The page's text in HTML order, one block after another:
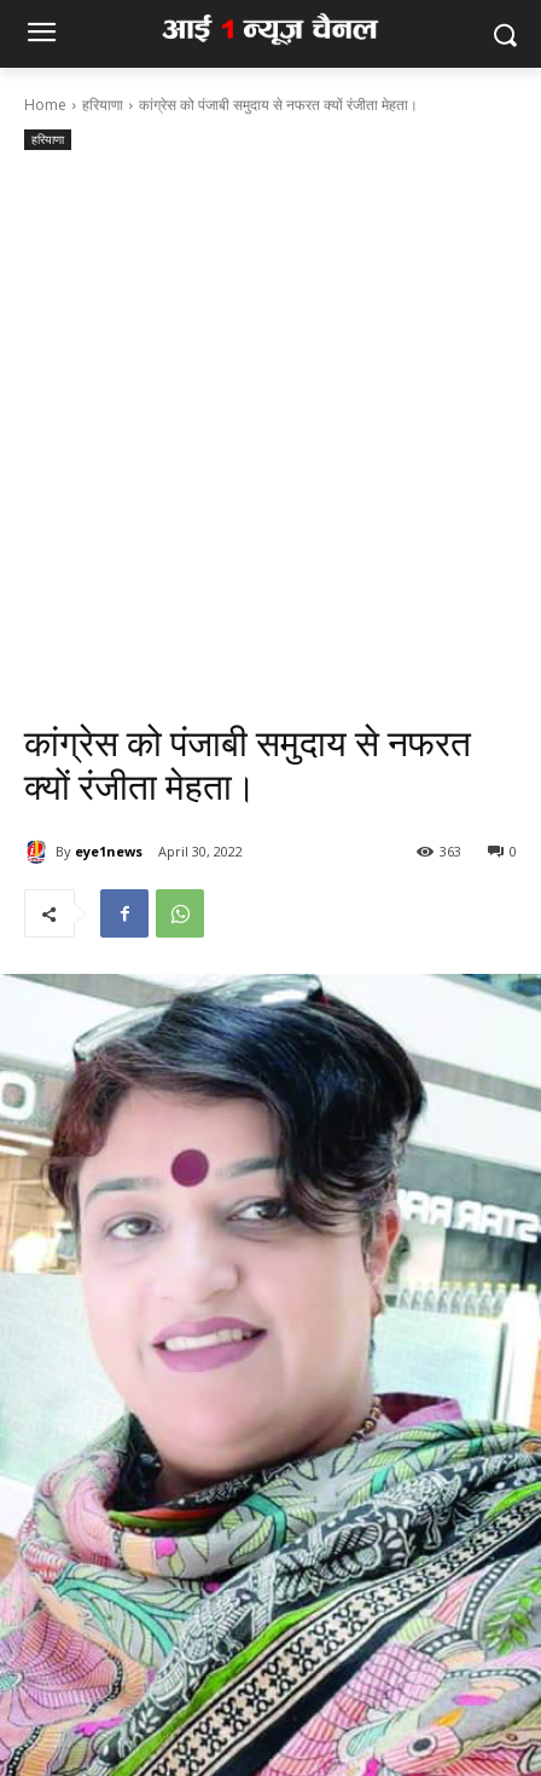
Home हरियाणा कांग्रेस को पंजाबी समुदाय से नफरत क्यों रंजीता मेहता।
हरियाणा
कांग्रेस को पंजाबी समुदाय से नफरत
क्यों रंजीता मेहता।
By eye1news April 30, 2022 0
363